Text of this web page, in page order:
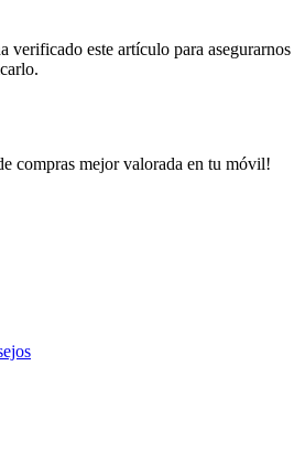
verificado este artículo para asegurarnos
compras mejor valorada en tu móvil!